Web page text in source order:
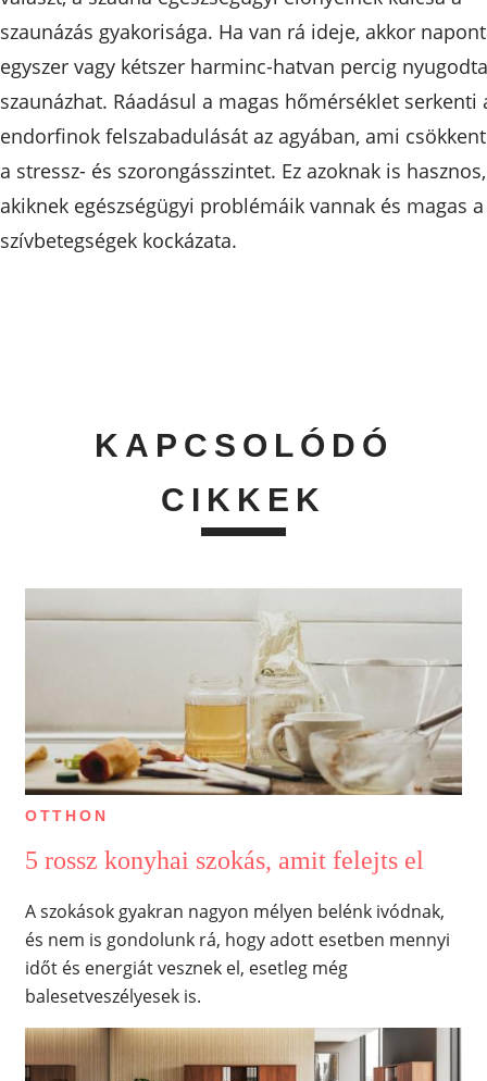
szaunázás gyakorisága. Ha van rá ideje, akkor
egyszer vagy kétszer harminc-hatvan percig
szaunázhat. Ráadásul a magas hőmérséklet serkenti
endorfinok felszabadulását az agyában, ami
a stressz- és szorongásszintet. Ez azoknak is hasznos,
akiknek egészségügyi problémáik vannak és magas a
szívbetegségek kockázata.
KAPCSOLÓDÓ
CIKKEK
OTTHON
5 rossz konyhai szokás, amit felejts el
A szokások gyakran nagyon mélyen belénk ivódnak,
és nem is gondolunk rá, hogy adott esetben mennyi
időt és energiát vesznek el, esetleg még
balesetveszélyesek is.